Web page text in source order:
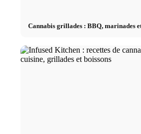
Cannabis grillades : BBQ, marinades